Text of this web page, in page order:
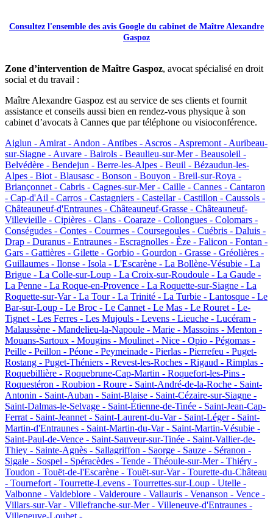
Consultez l'ensemble des avis Google du cabinet de Maître Alexandre
Gaspoz
Zone d’intervention de Maître Gaspoz, avocat spécialisé en droit
social et du travail :
Maître Alexandre Gaspoz est au service de ses clients et fournit
assistance et conseils aussi bien en rendez-vous physique à son
cabinet d’avocats à Cannes que par téléphone ou visioconférence.
Aiglun - Amirat - Andon - Antibes - Ascros - Aspremont - Auribeau-
sur-Siagne - Auvare - Bairols - Beaulieu-sur-Mer - Beausoleil -
Belvédère - Bendejun - Berre-les-Alpes - Beuil - Bézaudun-les-
Alpes - Biot - Blausasc - Bonson - Bouyon - Breil-sur-Roya -
Briançonnet - Cabris - Cagnes-sur-Mer - Caille - Cannes - Cantaron
- Cap-d'Ail - Carros - Castagniers - Castellar - Castillon - Caussols -
Châteauneuf-d'Entraunes - Châteauneuf-Grasse - Châteauneuf-
Villevieille - Cipières - Clans - Coaraze - Collongues - Colomars -
Conségudes - Contes - Courmes - Coursegoules - Cuébris - Daluis -
Drap - Duranus - Entraunes - Escragnolles - Èze - Falicon - Fontan -
Gars - Gattières - Gilette - Gorbio - Gourdon - Grasse - Gréolières -
Guillaumes - Ilonse - Isola - L'Escarène - La Bollène-Vésubie - La
Brigue - La Colle-sur-Loup - La Croix-sur-Roudoule - La Gaude -
La Penne - La Roque-en-Provence - La Roquette-sur-Siagne - La
Roquette-sur-Var - La Tour - La Trinité - La Turbie - Lantosque - Le
Bar-sur-Loup - Le Broc - Le Cannet - Le Mas - Le Rouret - Le-
Tignet - Les Ferres - Les Mujouls - Levens - Lieuche - Lucéram -
Malaussène - Mandelieu-la-Napoule - Marie - Massoins - Menton -
Mouans-Sartoux - Mougins - Moulinet - Nice - Opio - Pégomas -
Peille - Peillon - Péone - Peymeinade - Pierlas - Pierrefeu - Puget-
Rostang - Puget-Théniers - Revest-les-Roches - Rigaud - Rimplas -
Roquebillière - Roquebrune-Cap-Martin - Roquefort-les-Pins -
Roquestéron - Roubion - Roure - Saint-André-de-la-Roche - Saint-
Antonin - Saint-Auban - Saint-Blaise - Saint-Cézaire-sur-Siagne -
Saint-Dalmas-le-Selvage - Saint-Étienne-de-Tinée - Saint-Jean-Cap-
Ferrat - Saint-Jeannet - Saint-Laurent-du-Var - Saint-Léger - Saint-
Martin-d'Entraunes - Saint-Martin-du-Var - Saint-Martin-Vésubie -
Saint-Paul-de-Vence - Saint-Sauveur-sur-Tinée - Saint-Vallier-de-
Thiey - Sainte-Agnès - Sallagriffon - Saorge - Sauze - Séranon -
Sigale - Sospel - Spéracèdes - Tende - Théoule-sur-Mer - Thiéry -
Toudon - Touët-de-l'Escarène - Touët-sur-Var - Tourette-du-Château
- Tournefort - Tourrette-Levens - Tourrettes-sur-Loup - Utelle -
Valbonne - Valdeblore - Valderoure - Vallauris - Venanson - Vence -
Villars-sur-Var - Villefranche-sur-Mer - Villeneuve-d'Entraunes -
Villeneuve-Loubet -